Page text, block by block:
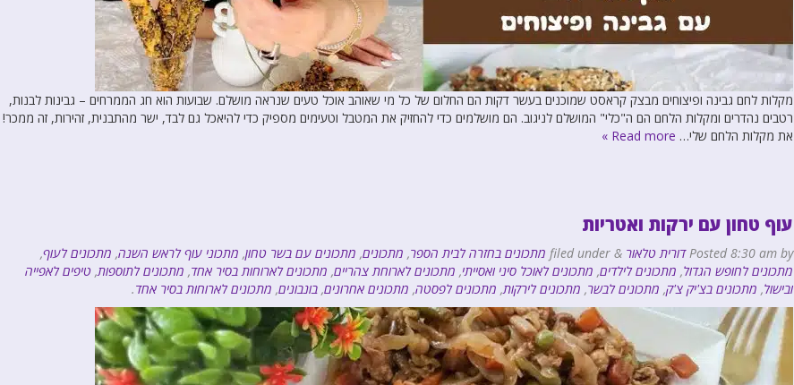
מקלות לחם גבינה ופיצוחים מבצק קראסט שמוכנים בעשר דקות הם החלום של כל מי שאוהב אוכל טעים שנראה מושלם. שבועות הוא חג הממרחים – גבינות לבנות,
רטבים נהדרים ומקלות הלחם הם ה"כלי" המושלם לניגוב. הם מושלמים כדי להחזיק את המטבל וטעימים מספיק כדי להיאכל גם לבד, ישר מהתבנית, זהירות, זה ממכר!
את מקלות הלחם שלי… Read more »
עוף טחון עם ירקות ואטריות
Posted8:30 am by דורית טלאור & מתכונים בחזרה לבית הספר, מתכונים, מתכונים עם בשר טחון, מתכוני עוף לראש השנה, מתכונים לעוף,
מתכונים לחופש הגדול, מתכונים לילדים, מתכונים לאוכל סיני ואסייתי, מתכונים לארוחת צהריים, מתכונים לארוחות בסיר אחד, מתכונים לתוספות, טיפים לאפייה
ובישול, מתכונים בצ'יק צ'ק, מתכונים לבשר, מתכונים לירקות, מתכונים לפסטה, מתכונים אחרונים, בונבונים, מתכונים לארוחות בסיר אחד.